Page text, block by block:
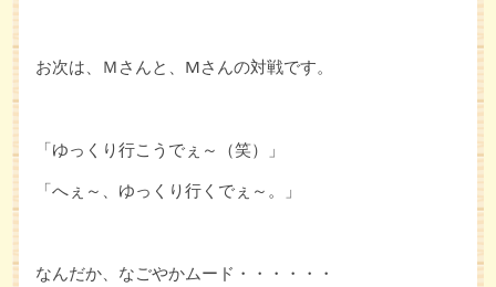
お次は、Ｍさんと、Мさんの対戦です。
「ゆっくり行こうでぇ～（笑）」
「へぇ～、ゆっくり行くでぇ～。」
なんだか、なごやかムード・・・・・・